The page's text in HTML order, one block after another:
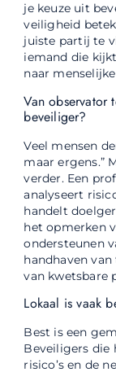
je keuze uit
veiligheid
juiste partij te
iemand die
naar
Van observator
beveiliger?
Veel mensen
maar ergens.”
verder. Een
analyseert
handelt
het opmerken
ondersteunen
handhaven
van kwetsbare
Lokaal is vaak
Best is een
Beveiligers die
risico’s en de